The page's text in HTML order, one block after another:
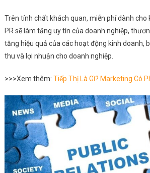
Trên tính chất khách quan, miễn phí dành cho
PR sẽ làm tăng uy tín của doanh nghiệp,
tăng hiệu quả của các hoạt động kinh doanh,
thu và lợi nhuận cho doanh nghiệp.
>>>Xem thêm: Tiếp Thị Là Gì? Marketing Có